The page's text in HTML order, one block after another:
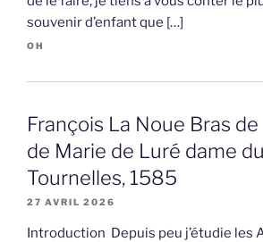
souvenir d’enfant que […]
OH
François La Noue Bras
de Marie de Luré dame
Tournelles, 1585
27 AVRIL 2026
Introduction Depuis peu j’étudie les